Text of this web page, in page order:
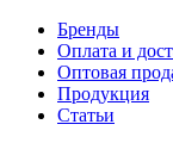
Бренды
Оплата и
Оптовая
Продукция
Статьи